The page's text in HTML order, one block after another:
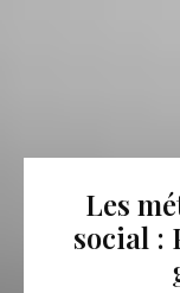
Les
social :